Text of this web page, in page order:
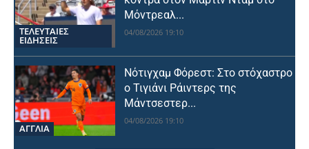
ΤΕΛΕΥΤΑΙΕΣ
ΕΙΔΗΣΕΙΣ
Μόντρεαλ...
04/08/2026 19:10
ΑΓΓΛΙΑ
Νότιγχαμ Φόρεστ: Στο στόχαστρο
ο Τιγιάνι Ράιντερς της
Μάντσεστερ...
04/08/2026 19:10